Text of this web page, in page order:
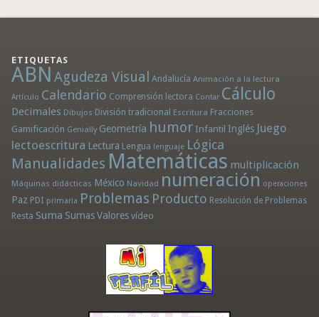
ETIQUETAS
ABN Agudeza Visual Andalucía Animación a la lectura
Artículo Calendario Comprensión lectora Contar Cálculo
Decimales Dibujos División tradicional Escritura Fracciones
Gamificación Genially Geometría humor Infantil Inglés Juego
lectoescritura Lectura Lengua lenguaje Lógica
Manualidades Matemáticas multiplicación
Máquinas didácticas México Navidad numeración operaciones
Paz PDI primaria Problemas Producto Resolución de Problemas
Resta Suma Sumas Valores vídeo